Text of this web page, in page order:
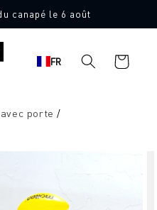
canapé le 6 août
FR
Panier
d'achat
porte